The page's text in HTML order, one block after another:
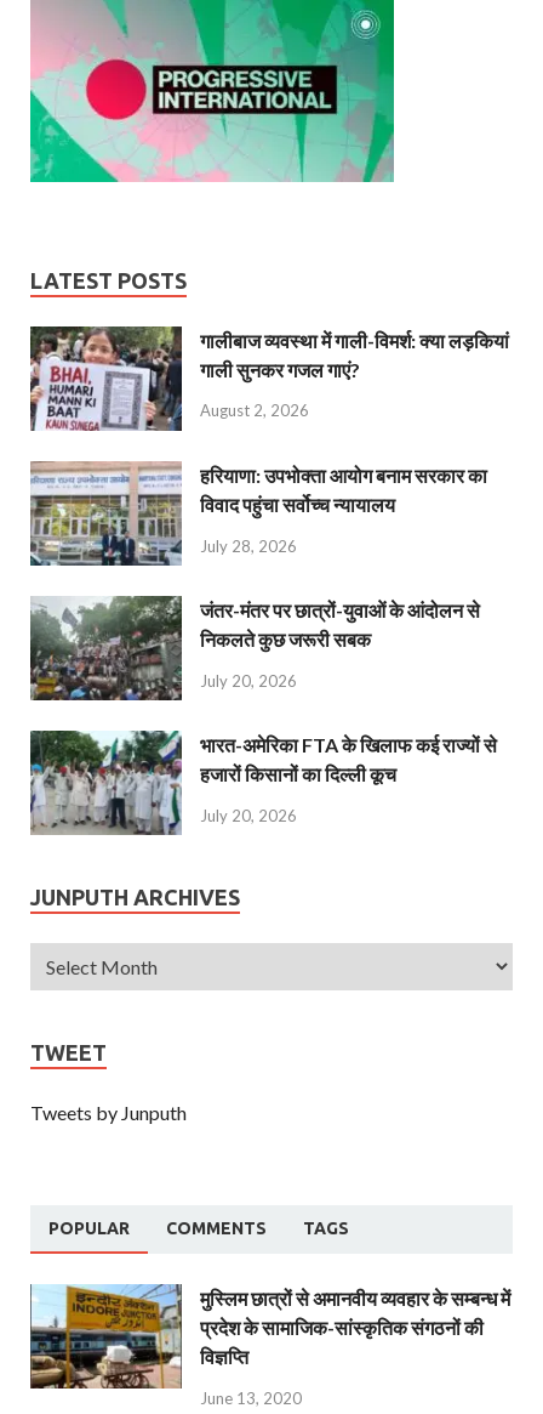
LATEST POSTS
गालीबाज व्‍यवस्‍था में गाली-विमर्श: क्या लड़कियां
गाली सुनकर गजल गाएं?
August 2, 2026
हरियाणा: उपभोक्ता आयोग बनाम सरकार का
विवाद पहुंचा सर्वोच्च न्यायालय
July 28, 2026
जंतर-मंतर पर छात्रों-युवाओं के आंदोलन से
निकलते कुछ जरूरी सबक
July 20, 2026
भारत-अमेरिका FTA के खिलाफ कई राज्यों से
हजारों किसानों का दिल्ली कूच
July 20, 2026
JUNPUTH ARCHIVES
TWEET
Tweets by Junputh
POPULAR COMMENTS TAGS
मुस्लिम छात्रों से अमानवीय व्यवहार के सम्बन्ध में
प्रदेश के सामाजिक-सांस्कृतिक संगठनों की
विज्ञप्ति
June 13, 2020